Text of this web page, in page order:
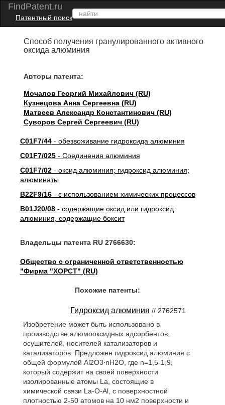
FindPatent.ru
Патентный поиск
Способ получения гранулированного активного
оксида алюминия
Авторы патента:
Мочалов Георгий Михайлович (RU)
Кузнецова Анна Сергеевна (RU)
Матвеев Александр Константинович (RU)
Суворов Сергей Сергеевич (RU)
C01F7/44- обезвоживание гидроксида алюминия
C01F7/025- Соединения алюминия
C01F7/02- оксид алюминия; гидроксид алюминия;
алюминаты
B22F9/16- с использованием химических процессов
B01J20/08- содержащие оксид или гидроксид
алюминия, содержащие боксит
Владельцы патента RU 2766630:
Общество с ограниченной ответственностью
"Фирма "ХОРСТ" (RU)
Похожие патенты:
Гидроксид алюминия // 2762571
Изобретение может быть использовано в
производстве алюмооксидных адсорбентов,
осушителей, носителей катализаторов и
катализаторов. Предложен гидроксид алюминия с
общей формулой Al2O3⋅nH2O, где n=1,5-1,9,
который содержит на своей поверхности
изолированные атомы La, состоящие в
химической связи La-O-Al, с поверхностной
плотностью 2-50 атомов на 10 нм2 поверхности и